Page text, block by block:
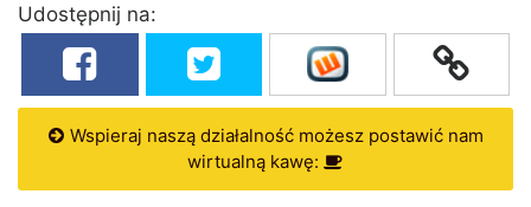
Udostępnij na:
Wspieraj naszą działalność możesz postawić nam
wirtualną kawę: